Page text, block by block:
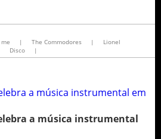
| The Commodores |
Lionel
Disco |
a música instrumental